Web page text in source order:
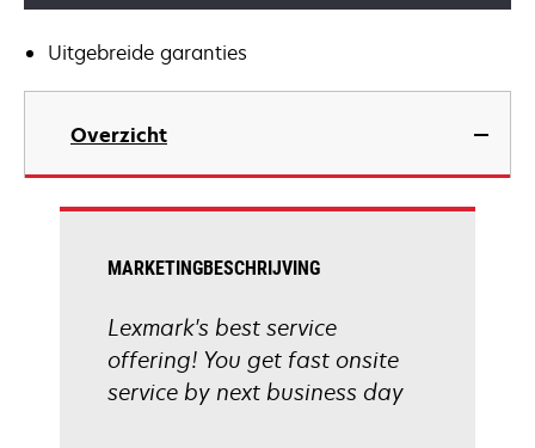
Uitgebreide garanties
Overzicht
MARKETINGBESCHRIJVING
Lexmark's best service
offering! You get fast onsite
service by next business day